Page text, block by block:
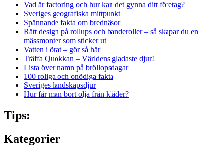
Vad är factoring och hur kan det gynna ditt företag?
Sveriges geografiska mittpunkt
Spännande fakta om brednäsor
Rätt design på rollups och banderoller – så skapar du en
mässmonter som sticker ut
Vatten i örat – gör så här
Träffa Quokkan – Världens gladaste djur!
Lista över namn på bröllopsdagar
100 roliga och onödiga fakta
Sveriges landskapsdjur
Hur får man bort olja från kläder?
Tips:
Kategorier